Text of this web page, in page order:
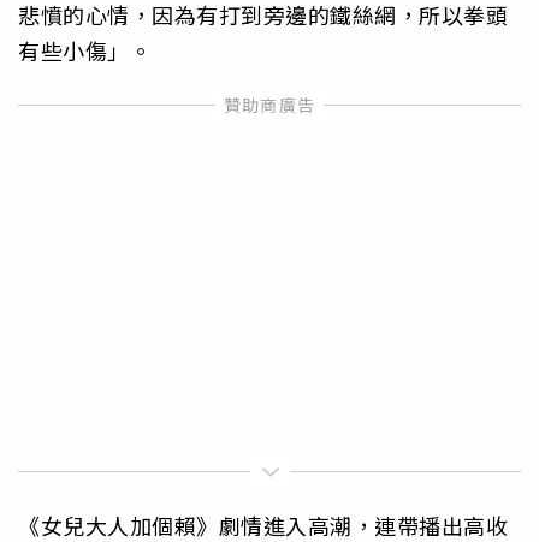
悲憤的心情，因為有打到旁邊的鐵絲網，所以拳頭
有些小傷」。
《女兒大人加個賴》劇情進入高潮，連帶播出高收